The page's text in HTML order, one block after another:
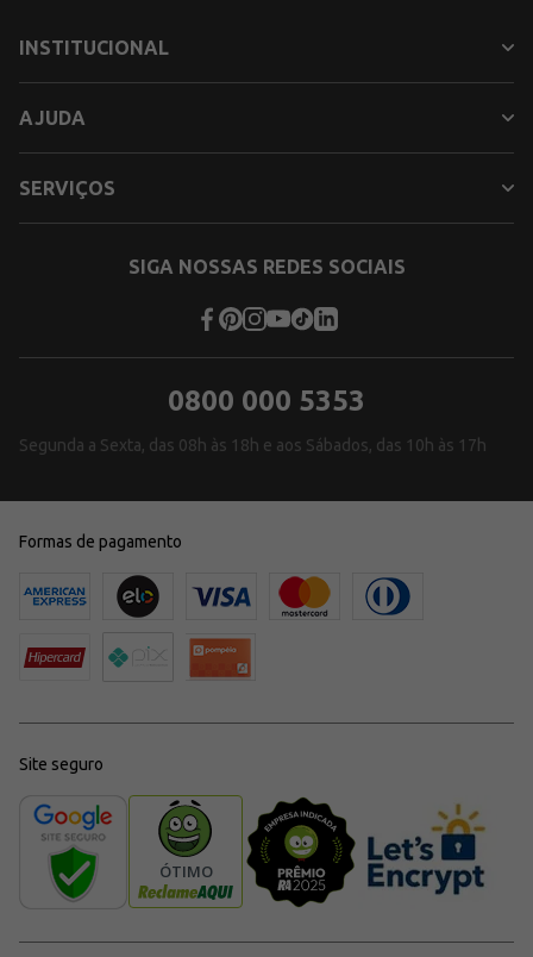
INSTITUCIONAL
AJUDA
SERVIÇOS
SIGA NOSSAS REDES SOCIAIS
0800 000 5353
Segunda a Sexta, das 08h às 18h e aos Sábados, das 10h às 17h
Formas de pagamento
Site seguro